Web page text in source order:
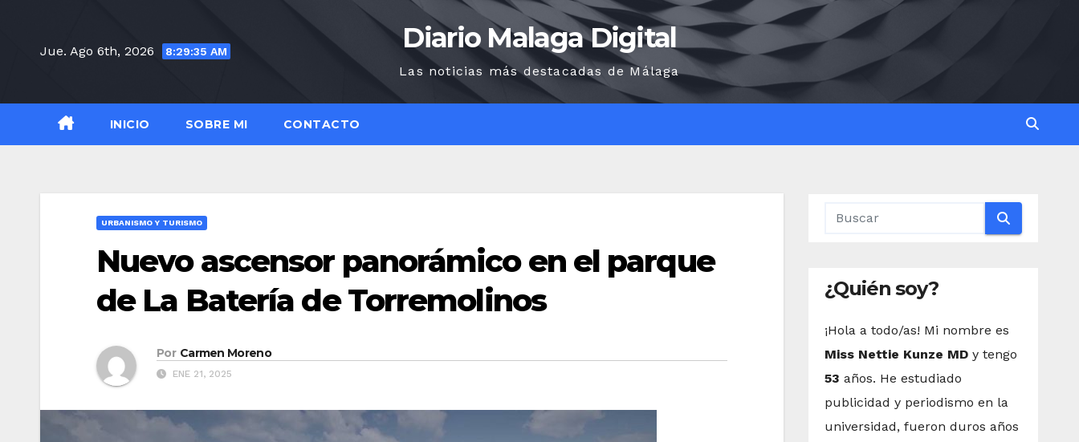
contenido
Jue. Ago 6th, 2026 8:29:36 AM Diario Malaga Digital
Las noticias más destacadas de Málaga
INICIO SOBRE MI CONTACTO
URBANISMO Y TURISMO
Nuevo ascensor panorámico en el parque
de La Batería de Torremolinos
Por Carmen Moreno
ENE 21, 2025
¿Quién soy?
¡Hola a todo/as! Mi nombre es
Miss Nettie Kunze MDy tengo
53 años. He estudiado
publicidad y periodismo en la
universidad, fueron duros años